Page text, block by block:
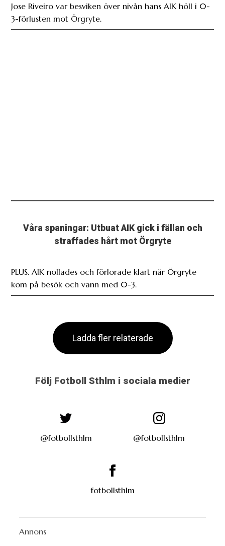
Jose Riveiro var besviken över nivån hans AIK höll i 0-
3-förlusten mot Örgryte.
Våra spaningar: Utbuat AIK gick i fällan och
straffades hårt mot Örgryte
PLUS. AIK nollades och förlorade klart när Örgryte
kom på besök och vann med 0-3.
Ladda fler relaterade
Följ Fotboll Sthlm i sociala medier
@fotbollsthlm @fotbollsthlm
fotbollsthlm
Annons